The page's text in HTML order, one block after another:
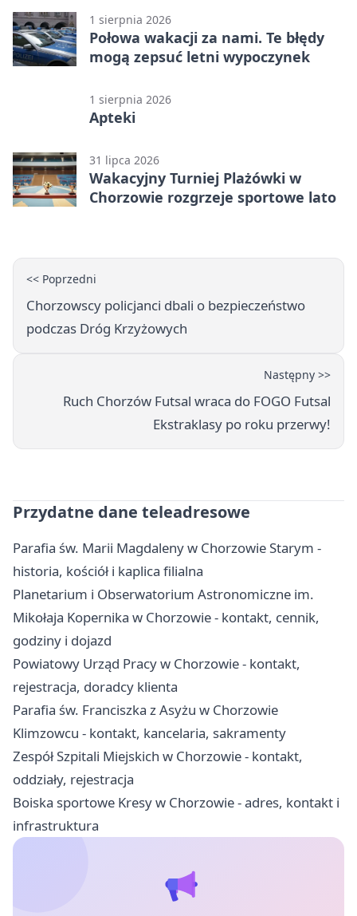
1 sierpnia 2026
Połowa wakacji za nami. Te błędy
mogą zepsuć letni wypoczynek
1 sierpnia 2026
Apteki
31 lipca 2026
Wakacyjny Turniej Plażówki w
Chorzowie rozgrzeje sportowe lato
<< Poprzedni
Chorzowscy policjanci dbali o bezpieczeństwo
podczas Dróg Krzyżowych
Następny >>
Ruch Chorzów Futsal wraca do FOGO Futsal
Ekstraklasy po roku przerwy!
Przydatne dane teleadresowe
Parafia św. Marii Magdaleny w Chorzowie Starym -
historia, kościół i kaplica filialna
Planetarium i Obserwatorium Astronomiczne im.
Mikołaja Kopernika w Chorzowie - kontakt, cennik,
godziny i dojazd
Powiatowy Urząd Pracy w Chorzowie - kontakt,
rejestracja, doradcy klienta
Parafia św. Franciszka z Asyżu w Chorzowie
Klimzowcu - kontakt, kancelaria, sakramenty
Zespół Szpitali Miejskich w Chorzowie - kontakt,
oddziały, rejestracja
Boiska sportowe Kresy w Chorzowie - adres, kontakt i
infrastruktura